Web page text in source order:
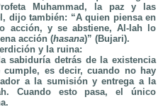
Muhammad, la paz y las
dijo también: “A quien piensa en
acción, y se abstiene, Al-lah lo
acción (hasana)” (Bujari).
y la ruina:
sabiduría detrás de la existencia
es decir, cuando no hay
a la sumisión y entrega a la
Cuando esto pasa, el único